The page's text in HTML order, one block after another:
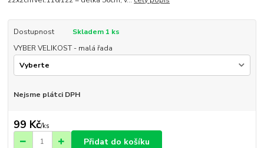
Dostupnost
Skladem 1 ks
VYBER VELIKOST - malá řada
Nejsme plátci DPH
99 Kč/ks
Přidat do košíku